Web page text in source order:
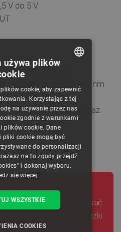
V do 5 V
światła: 650 nm
światła: od 650 do 950 nm
zasilanie oraz
czujnika należy zachować
i nie kierować wiązki
CZECH
ENGLISH
GERMAN
używa plików
cookie, aby zapewnić
Korzystając z tej
na używanie przez nas
zgodnie z warunkami
plików cookie. Dane
pliki cookie mogą być
do personalizacji
na to zgody przejdź
i dokonaj wyboru.
się więcej
WSZYSTKIE
COOKIES